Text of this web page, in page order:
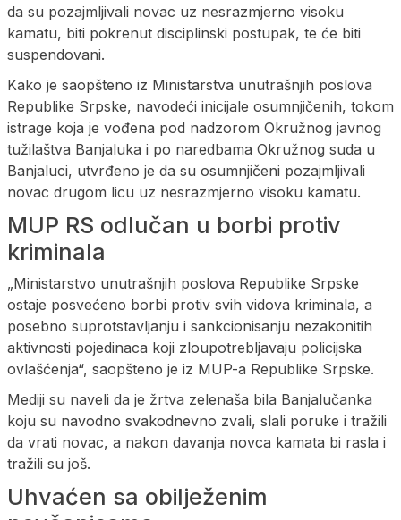
da su pozajmljivali novac uz nesrazmjerno visoku
kamatu, biti pokrenut disciplinski postupak, te će biti
suspendovani.
Kako je saopšteno iz Ministarstva unutrašnjih poslova
Republike Srpske, navodeći inicijale osumnjičenih, tokom
istrage koja je vođena pod nadzorom Okružnog javnog
tužilaštva Banjaluka i po naredbama Okružnog suda u
Banjaluci, utvrđeno je da su osumnjičeni pozajmljivali
novac drugom licu uz nesrazmjerno visoku kamatu.
MUP RS odlučan u borbi protiv
kriminala
„Ministarstvo unutrašnjih poslova Republike Srpske
ostaje posvećeno borbi protiv svih vidova kriminala, a
posebno suprotstavljanju i sankcionisanju nezakonitih
aktivnosti pojedinaca koji zloupotrebljavaju policijska
ovlašćenja“, saopšteno je iz MUP-a Republike Srpske.
Mediji su naveli da je žrtva zelenaša bila Banjalučanka
koju su navodno svakodnevno zvali, slali poruke i tražili
da vrati novac, a nakon davanja novca kamata bi rasla i
tražili su još.
Uhvaćen sa obilježenim